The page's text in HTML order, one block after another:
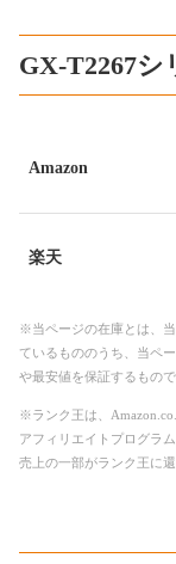
GX-T2267
Amazon
楽天
※当ページの在庫とは、
ているもののうち、当ペ
や最安値を保証するもので
※ランク王は、
アフィリエイトプログラ
売上の一部がランク王に